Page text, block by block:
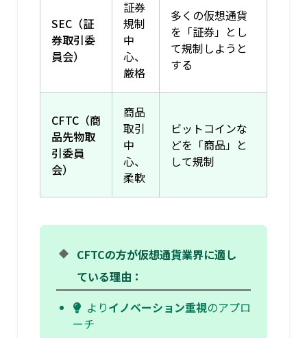
SEC（証
券取引委
員会）
証券
規制
中
心、
厳格
多くの仮想通貨
を「証券」とし
て規制しようと
する
CFTC（商
品先物取
引委員
会）
商品
取引
中
心、
柔軟
ビットコインな
どを「商品」と
して規制
CFTCの方が仮想通貨業界に適し
ている理由：
よりイノベーション重視のアプロ
ーチ